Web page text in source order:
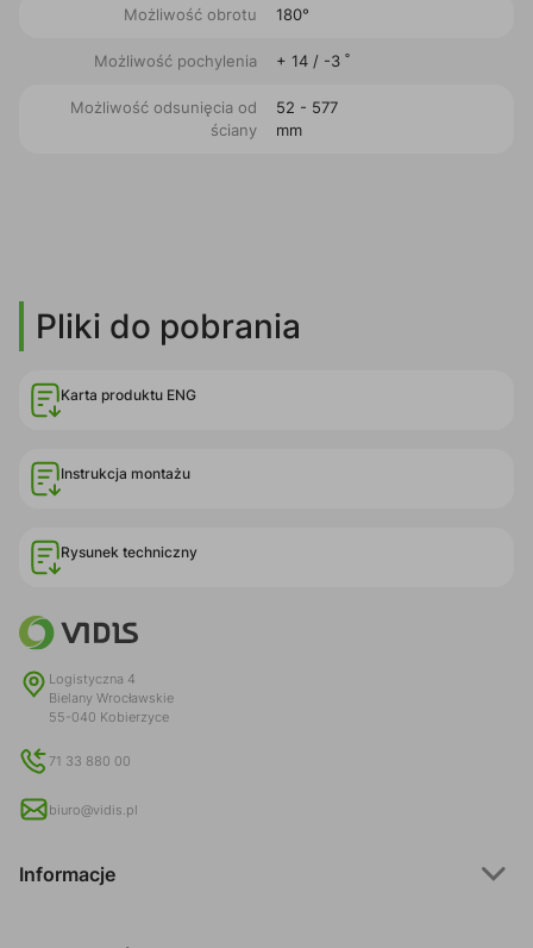
Możliwość obrotu 180°
Możliwość pochylenia + 14 / -3 ˚
Możliwość odsunięcia od
ściany
52 - 577
mm
Pliki do pobrania
Karta produktu ENG
Instrukcja montażu
Rysunek techniczny
Logistyczna 4
Bielany Wrocławskie
55-040 Kobierzyce
71 33 880 00
biuro@vidis.pl
Informacje